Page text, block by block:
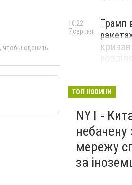
, чтобы оценить
Трамп
10:22
7 серпня
ТОП НОВИНИ
NYT -
мережу
за